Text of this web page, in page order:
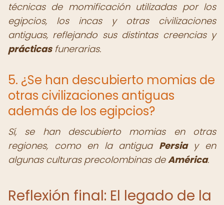
técnicas de momificación utilizadas por los
egipcios, los incas y otras civilizaciones
antiguas, reflejando sus distintas creencias y
prácticasfunerarias.
5. ¿Se han descubierto momias de
otras civilizaciones antiguas
además de los egipcios?
Sí, se han descubierto momias en otras
regiones, como en la antigua Persiay en
algunas culturas precolombinas deAmérica.
Reflexión final: El legado de la